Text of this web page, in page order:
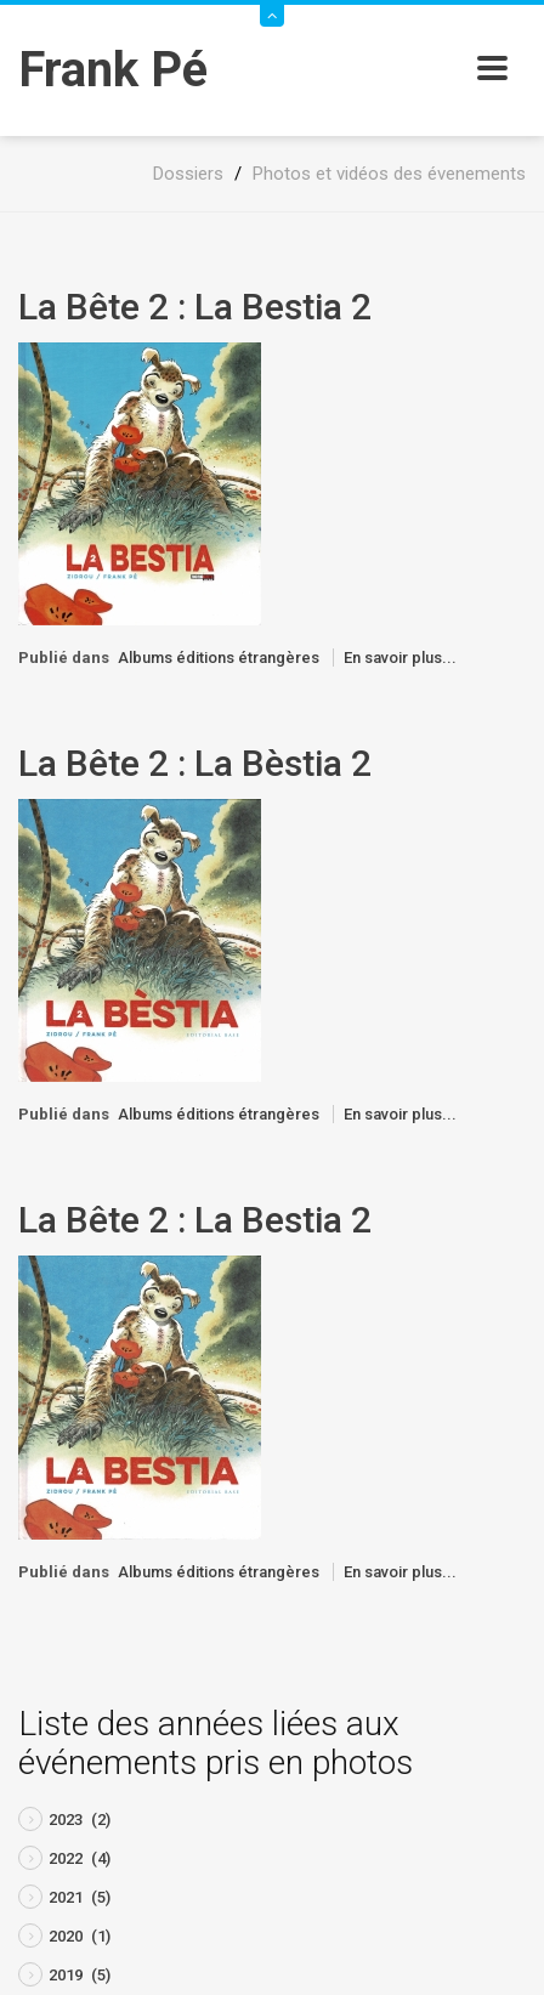
Frank Pé
Dossiers / Photos et vidéos des évenements
La Bête 2 : La Bestia 2
Publié dans Albums éditions étrangères En savoir plus...
La Bête 2 : La Bèstia 2
Publié dans Albums éditions étrangères En savoir plus...
La Bête 2 : La Bestia 2
Publié dans Albums éditions étrangères En savoir plus...
Liste des années liées aux
événements pris en photos
2023 (2)
2022 (4)
2021 (5)
2020 (1)
2019 (5)